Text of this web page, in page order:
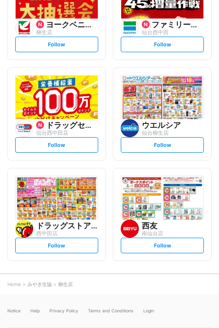
ヨークベニマル
柳生店
s
t
l
o
w
Follow
ファミリーマート
仙台西中田
s
t
l
o
w
Follow
ドラッグセイムス
仙台西中田店
s
t
l
o
w
Follow
ウエルシア
仙台柳生店
s
t
l
o
w
Follow
ドラッグストアモリ
西中田店
s
t
o
w
Follow
西友
南仙台店
s
t
Follow
Home みやぎ生協 柳生店
Notice Help Privacy Policy Terms and Conditions Login